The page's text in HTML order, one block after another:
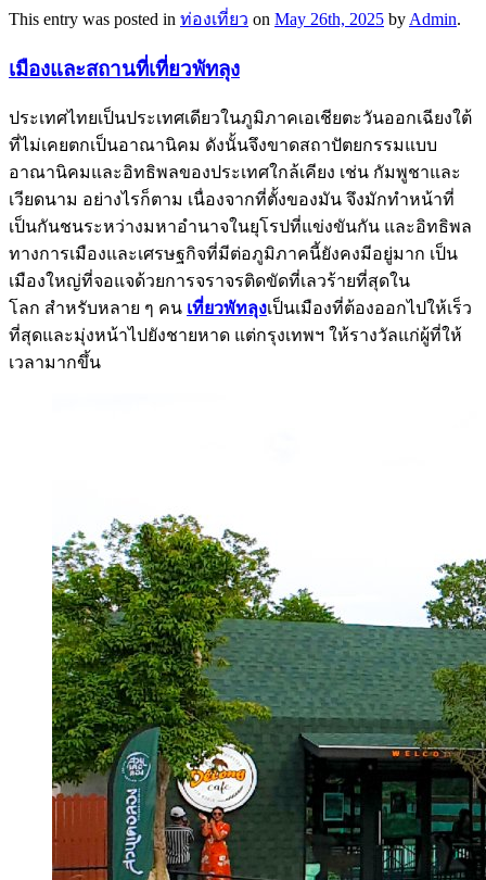
This entry was posted in ท่องเที่ยว on May 26th, 2025 by Admin.
เมืองและสถานที่เที่ยวพัทลุง
ประเทศไทยเป็นประเทศเดียวในภูมิภาคเอเชียตะวันออกเฉียงใต้
ที่ไม่เคยตกเป็นอาณานิคม ดังนั้นจึงขาดสถาปัตยกรรมแบบ
อาณานิคมและอิทธิพลของประเทศใกล้เคียง เช่น กัมพูชาและ
เวียดนาม อย่างไรก็ตาม เนื่องจากที่ตั้งของมัน จึงมักทำหน้าที่
เป็นกันชนระหว่างมหาอำนาจในยุโรปที่แข่งขันกัน และอิทธิพล
ทางการเมืองและเศรษฐกิจที่มีต่อภูมิภาคนี้ยังคงมีอยู่มาก เป็น
เมืองใหญ่ที่จอแจด้วยการจราจรติดขัดที่เลวร้ายที่สุดใน
โลก สำหรับหลาย ๆ คน เที่ยวพัทลุงเป็นเมืองที่ต้องออกไปให้เร็ว
ที่สุดและมุ่งหน้าไปยังชายหาด แต่กรุงเทพฯ ให้รางวัลแก่ผู้ที่ให้
เวลามากขึ้น